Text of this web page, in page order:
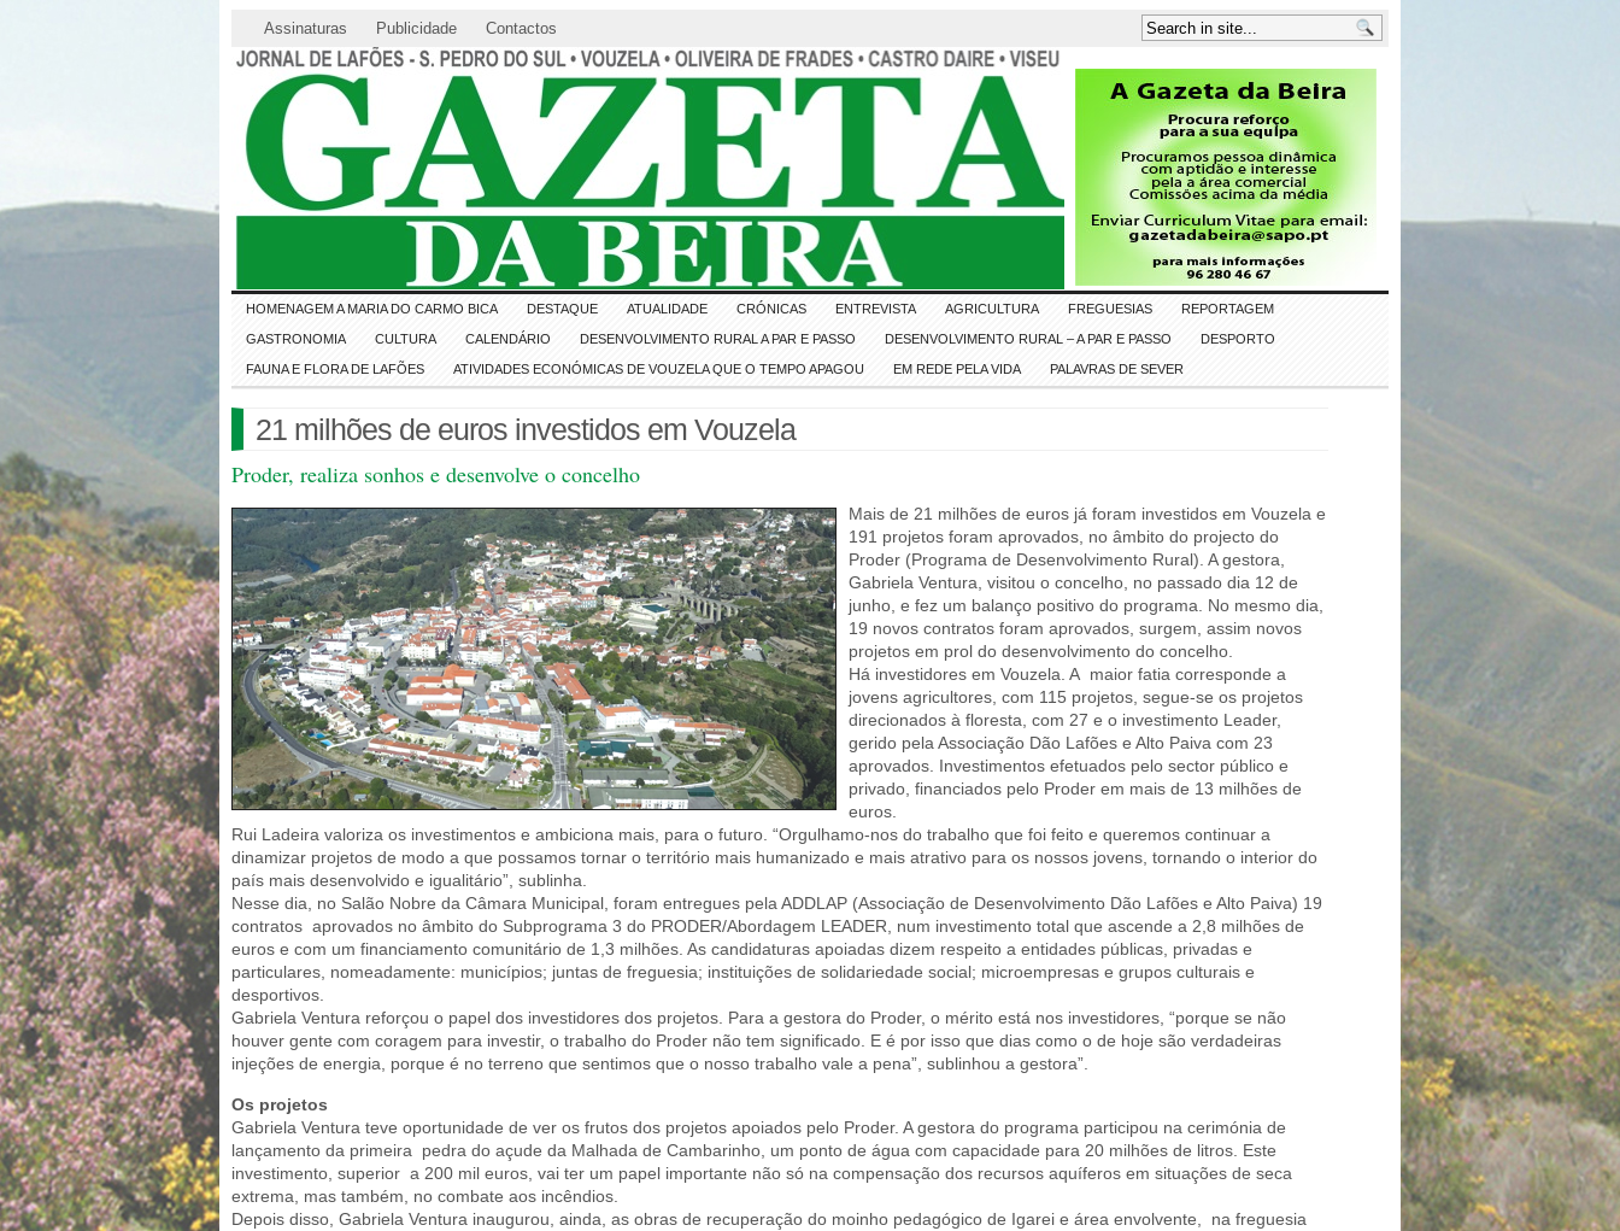
Assinaturas Publicidade Contactos
HOMENAGEM A MARIA DO CARMO BICA DESTAQUE ATUALIDADE CRÓNICAS ENTREVISTA AGRICULTURA FREGUESIAS REPORTAGEM
GASTRONOMIA CULTURA CALENDÁRIO DESENVOLVIMENTO RURAL A PAR E PASSO DESENVOLVIMENTO RURAL – A PAR E PASSO DESPORTO
FAUNA E FLORA DE LAFÕES ATIVIDADES ECONÓMICAS DE VOUZELA QUE O TEMPO APAGOU EM REDE PELA VIDA PALAVRAS DE SEVER
21 milhões de euros investidos em Vouzela
Proder, realiza sonhos e desenvolve o concelho
Mais de 21 milhões de euros já foram investidos em Vouzela e
191 projetos foram aprovados, no âmbito do projecto do
Proder (Programa de Desenvolvimento Rural). A gestora,
Gabriela Ventura, visitou o concelho, no passado dia 12 de
junho, e fez um balanço positivo do programa. No mesmo dia,
19 novos contratos foram aprovados, surgem, assim novos
projetos em prol do desenvolvimento do concelho.
Há investidores em Vouzela. A maior fatia corresponde a
jovens agricultores, com 115 projetos, segue-se os projetos
direcionados à floresta, com 27 e o investimento Leader,
gerido pela Associação Dão Lafões e Alto Paiva com 23
aprovados. Investimentos efetuados pelo sector público e
privado, financiados pelo Proder em mais de 13 milhões de
euros.
Rui Ladeira valoriza os investimentos e ambiciona mais, para o futuro. “Orgulhamo-nos do trabalho que foi feito e queremos continuar a
dinamizar projetos de modo a que possamos tornar o território mais humanizado e mais atrativo para os nossos jovens, tornando o interior do
país mais desenvolvido e igualitário”, sublinha.
Nesse dia, no Salão Nobre da Câmara Municipal, foram entregues pela ADDLAP (Associação de Desenvolvimento Dão Lafões e Alto Paiva) 19
contratos aprovados no âmbito do Subprograma 3 do PRODER/Abordagem LEADER, num investimento total que ascende a 2,8 milhões de
euros e com um financiamento comunitário de 1,3 milhões. As candidaturas apoiadas dizem respeito a entidades públicas, privadas e
particulares, nomeadamente: municípios; juntas de freguesia; instituições de solidariedade social; microempresas e grupos culturais e
desportivos.
Gabriela Ventura reforçou o papel dos investidores dos projetos. Para a gestora do Proder, o mérito está nos investidores, “porque se não
houver gente com coragem para investir, o trabalho do Proder não tem significado. E é por isso que dias como o de hoje são verdadeiras
injeções de energia, porque é no terreno que sentimos que o nosso trabalho vale a pena”, sublinhou a gestora”.
Os projetos
Gabriela Ventura teve oportunidade de ver os frutos dos projetos apoiados pelo Proder. A gestora do programa participou na cerimónia de
lançamento da primeira pedra do açude da Malhada de Cambarinho, um ponto de água com capacidade para 20 milhões de litros. Este
investimento, superior a 200 mil euros, vai ter um papel importante não só na compensação dos recursos aquíferos em situações de seca
extrema, mas também, no combate aos incêndios.
Depois disso, Gabriela Ventura inaugurou, ainda, as obras de recuperação do moinho pedagógico de Igarei e área envolvente, na freguesia